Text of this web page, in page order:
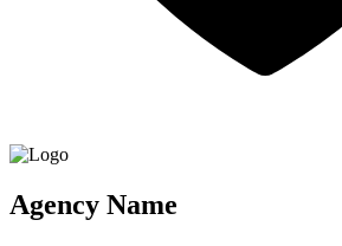
Agency Name